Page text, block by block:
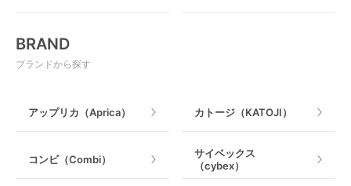
室内遊具
授乳グッズ・ママ用品
BRAND
ブランドから探す
アップリカ（Aprica） カトージ（KATOJI）
コンビ（Combi）
サイベックス
（cybex）